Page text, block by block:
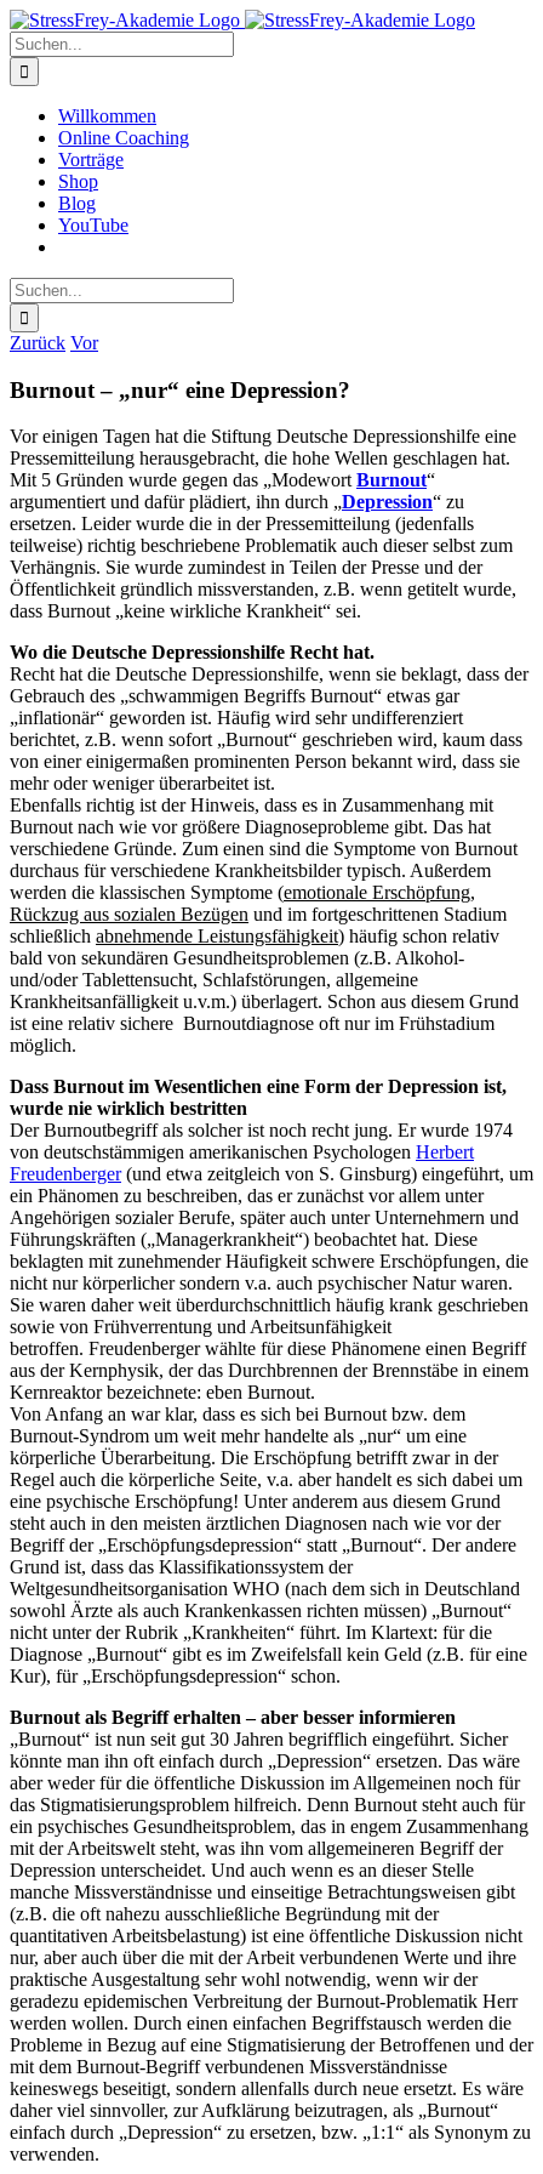
Zum
Inhalt
springen
Suche
nach:
Willkommen
Online Coaching
Vorträge
Shop
Blog
YouTube
Suche
nach:
Zurück Vor
Burnout – „nur“ eine Depression?
Vor einigen Tagen hat die Stiftung Deutsche Depressionshilfe eine
Pressemitteilung herausgebracht, die hohe Wellen geschlagen hat.
Mit 5 Gründen wurde gegen das „ModewortBurnout“
argumentiert und dafür plädiert, ihn durch „Depression“ zu
ersetzen. Leider wurde die in der Pressemitteilung (jedenfalls
teilweise) richtig beschriebene Problematik auch dieser selbst zum
Verhängnis. Sie wurde zumindest in Teilen der Presse und der
Öffentlichkeit gründlich missverstanden, z.B. wenn getitelt wurde,
dass Burnout „keine wirkliche Krankheit“ sei.
Wo die Deutsche Depressionshilfe Recht hat.
Recht hat die Deutsche Depressionshilfe, wenn sie beklagt, dass der
Gebrauch des „schwammigen Begriffs Burnout“ etwas gar
„inflationär“ geworden ist. Häufig wird sehr undifferenziert
berichtet, z.B. wenn sofort „Burnout“ geschrieben wird, kaum dass
von einer einigermaßen prominenten Person bekannt wird, dass sie
mehr oder weniger überarbeitet ist.
Ebenfalls richtig ist der Hinweis, dass es in Zusammenhang mit
Burnout nach wie vor größere Diagnoseprobleme gibt. Das hat
verschiedene Gründe. Zum einen sind die Symptome von Burnout
durchaus für verschiedene Krankheitsbilder typisch. Außerdem
werden die klassischen Symptome (emotionale Erschöpfung,
Rückzug aus sozialen Bezügen und im fortgeschrittenen Stadium
schließlich abnehmende Leistungsfähigkeit) häufig schon relativ
bald von sekundären Gesundheitsproblemen (z.B. Alkohol-
und/oder Tablettensucht, Schlafstörungen, allgemeine
Krankheitsanfälligkeit u.v.m.) überlagert. Schon aus diesem Grund
ist eine relativ sichere Burnoutdiagnose oft nur im Frühstadium
möglich.
Dass Burnout im Wesentlichen eine Form der Depression ist,
wurde nie wirklich bestritten
Der Burnoutbegriff als solcher ist noch recht jung. Er wurde 1974
von deutschstämmigen amerikanischen Psychologen Herbert
Freudenberger(und etwa zeitgleich von S. Ginsburg) eingeführt, um
ein Phänomen zu beschreiben, das er zunächst vor allem unter
Angehörigen sozialer Berufe, später auch unter Unternehmern und
Führungskräften („Managerkrankheit“) beobachtet hat. Diese
beklagten mit zunehmender Häufigkeit schwere Erschöpfungen, die
nicht nur körperlicher sondern v.a. auch psychischer Natur waren.
Sie waren daher weit überdurchschnittlich häufig krank geschrieben
sowie von Frühverrentung und Arbeitsunfähigkeit
betroffen. Freudenberger wählte für diese Phänomene einen Begriff
aus der Kernphysik, der das Durchbrennen der Brennstäbe in einem
Kernreaktor bezeichnete: eben Burnout.
Von Anfang an war klar, dass es sich bei Burnout bzw. dem
Burnout-Syndrom um weit mehr handelte als „nur“ um eine
körperliche Überarbeitung. Die Erschöpfung betrifft zwar in der
Regel auch die körperliche Seite, v.a. aber handelt es sich dabei um
eine psychische Erschöpfung! Unter anderem aus diesem Grund
steht auch in den meisten ärztlichen Diagnosen nach wie vor der
Begriff der „Erschöpfungsdepression“ statt „Burnout“. Der andere
Grund ist, dass das Klassifikationssystem der
Weltgesundheitsorganisation WHO (nach dem sich in Deutschland
sowohl Ärzte als auch Krankenkassen richten müssen) „Burnout“
nicht unter der Rubrik „Krankheiten“ führt. Im Klartext: für die
Diagnose „Burnout“ gibt es im Zweifelsfall kein Geld (z.B. für eine
Kur), für „Erschöpfungsdepression“ schon.
Burnout als Begriff erhalten – aber besser informieren
„Burnout“ ist nun seit gut 30 Jahren begrifflich eingeführt. Sicher
könnte man ihn oft einfach durch „Depression“ ersetzen. Das wäre
aber weder für die öffentliche Diskussion im Allgemeinen noch für
das Stigmatisierungsproblem hilfreich. Denn Burnout steht auch für
ein psychisches Gesundheitsproblem, das in engem Zusammenhang
mit der Arbeitswelt steht, was ihn vom allgemeineren Begriff der
Depression unterscheidet. Und auch wenn es an dieser Stelle
manche Missverständnisse und einseitige Betrachtungsweisen gibt
(z.B. die oft nahezu ausschließliche Begründung mit der
quantitativen Arbeitsbelastung) ist eine öffentliche Diskussion nicht
nur, aber auch über die mit der Arbeit verbundenen Werte und ihre
praktische Ausgestaltung sehr wohl notwendig, wenn wir der
geradezu epidemischen Verbreitung der Burnout-Problematik Herr
werden wollen. Durch einen einfachen Begriffstausch werden die
Probleme in Bezug auf eine Stigmatisierung der Betroffenen und der
mit dem Burnout-Begriff verbundenen Missverständnisse
keineswegs beseitigt, sondern allenfalls durch neue ersetzt. Es wäre
daher viel sinnvoller, zur Aufklärung beizutragen, als „Burnout“
einfach durch „Depression“ zu ersetzen, bzw. „1:1“ als Synonym zu
verwenden.